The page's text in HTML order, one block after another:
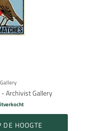
Archivist Gallery
DE HOOGTE